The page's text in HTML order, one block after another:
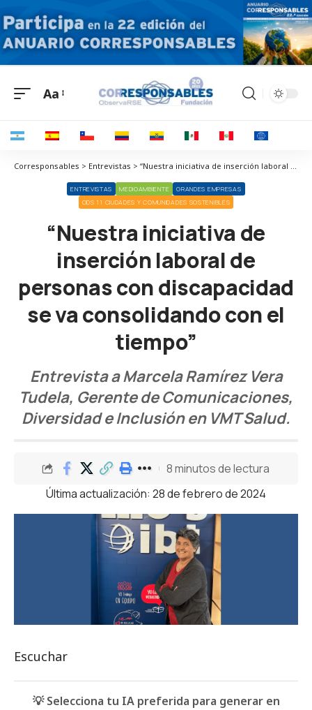
Aa
Corresponsables > Entrevistas > “Nuestra iniciativa de inserción laboral de personas con discapacidad se va consolidando con el tiempo”
ENTREVISTAS MEDIOAMBIENTE
GRANDES EMPRESAS
ODS 11 CIUDADES Y COMUNIDADES SOSTENIBLES
“Nuestra iniciativa de
inserción laboral de
personas con discapacidad
se va consolidando con el
tiempo”
Entrevista a Marcela Ramírez Vera
Tudela, Gerente de Comunicaciones,
Diversidad e Inclusión en VMT Salud.
Última actualización: 28 de febrero de 2024
8 minutos de lectura
Escuchar
💡 Selecciona tu IA preferida para generar en